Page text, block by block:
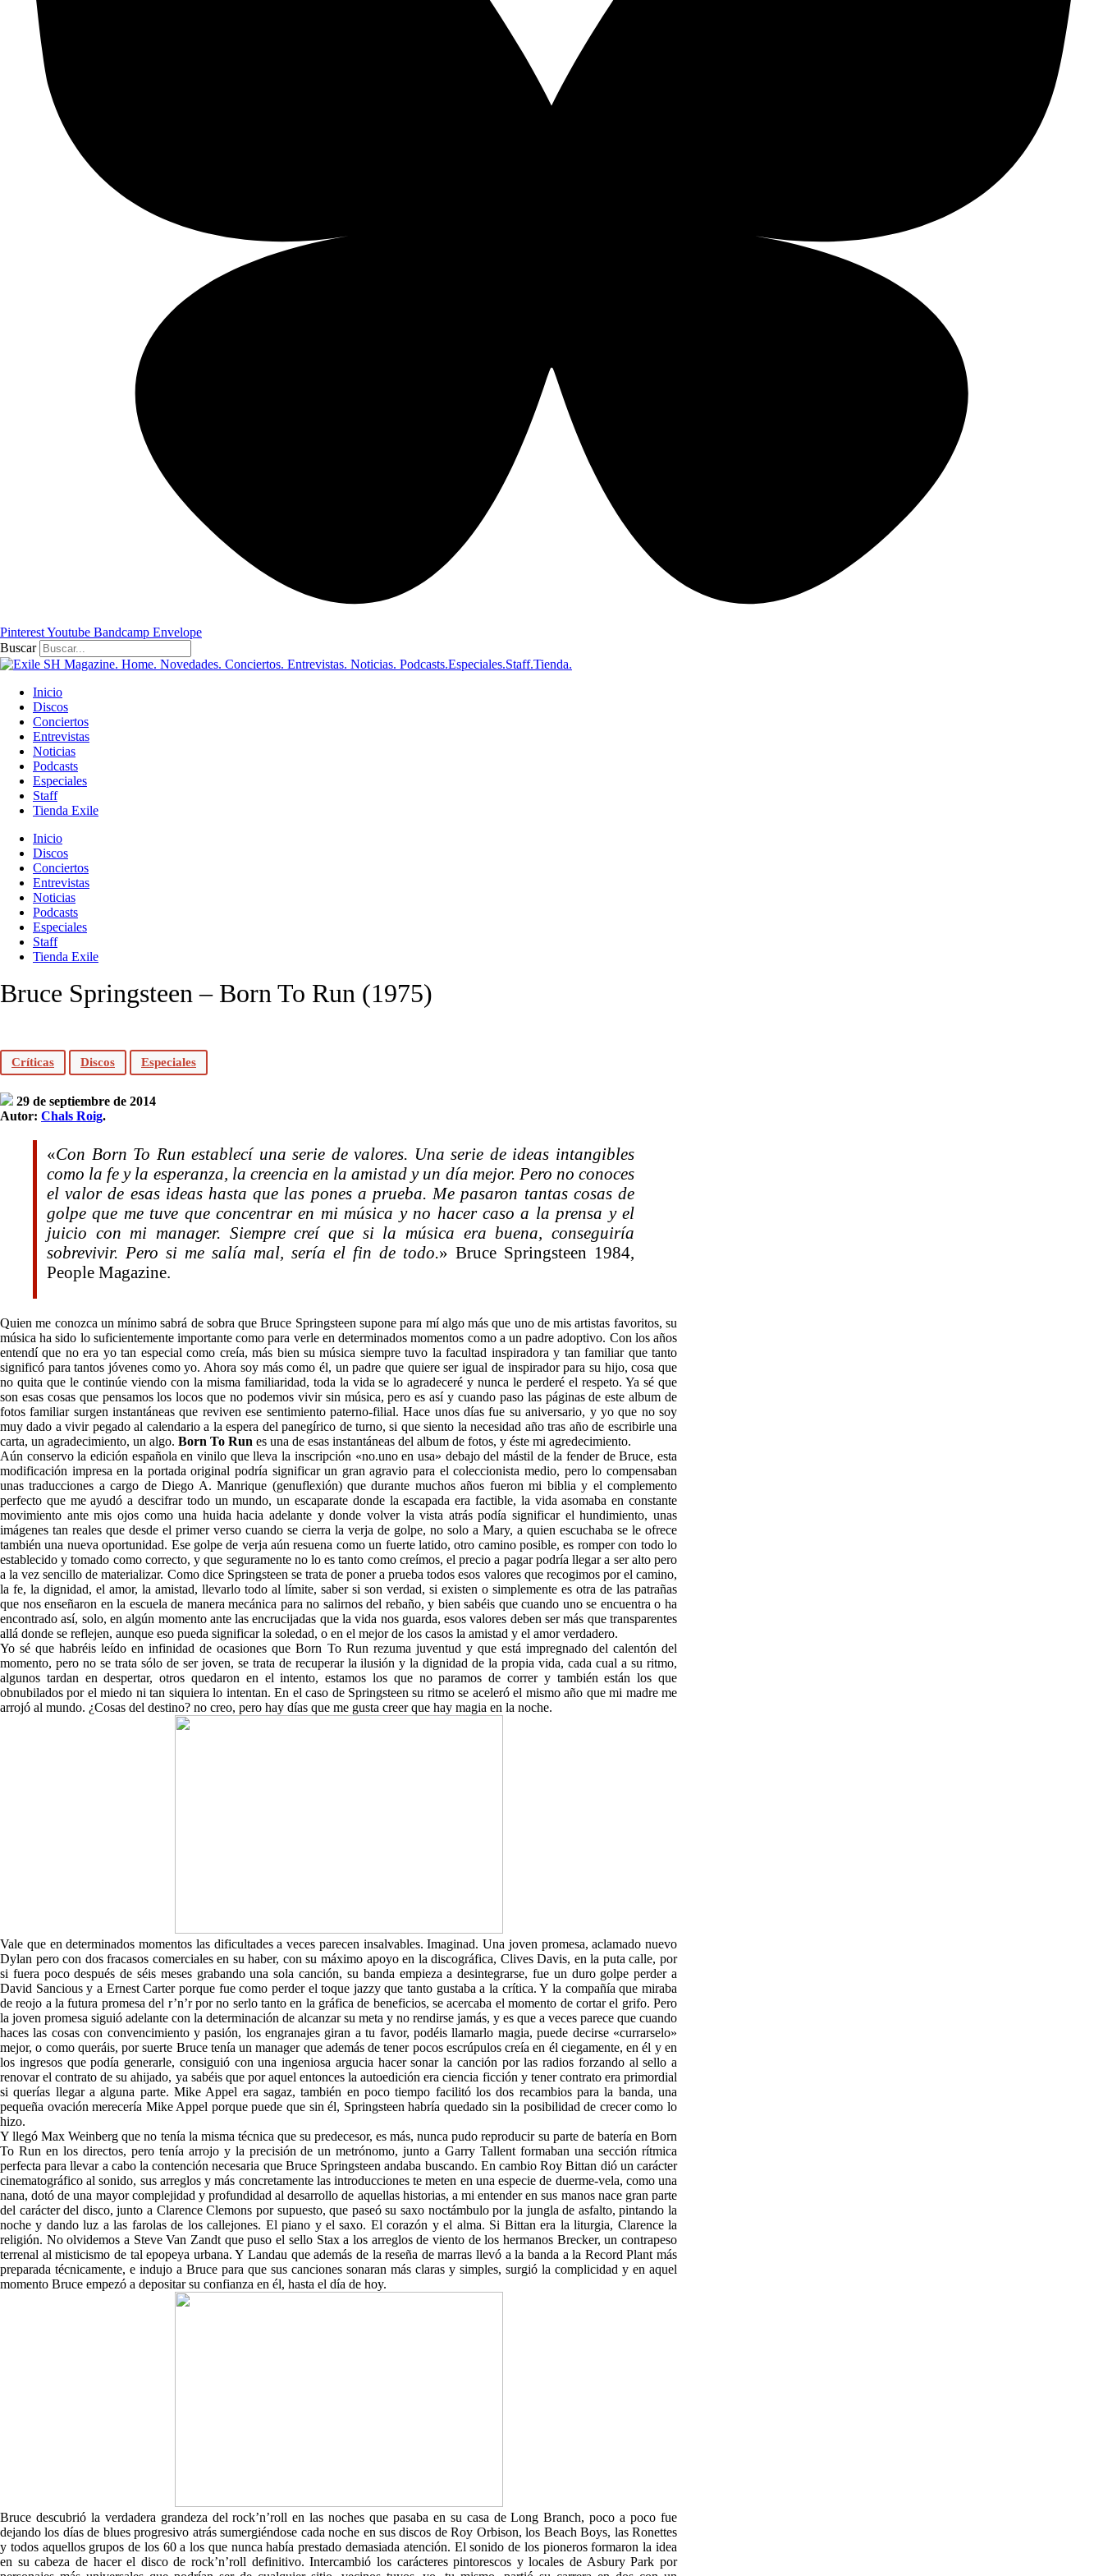
PinterestYoutube Bandcamp Envelope
Buscar
Inicio
Discos
Conciertos
Entrevistas
Noticias
Podcasts
Especiales
Staff
Tienda Exile
Inicio
Discos
Conciertos
Entrevistas
Noticias
Podcasts
Especiales
Staff
Tienda Exile
Bruce Springsteen – Born To Run (1975)
Críticas Discos Especiales
29 de septiembre de 2014
Autor: Chals Roig.
«Con Born To Run establecí una serie de valores. Una serie de ideas intangibles
como la fe y la esperanza, la creencia en la amistad y un día mejor. Pero no conoces
el valor de esas ideas hasta que las pones a prueba. Me pasaron tantas cosas de
golpe que me tuve que concentrar en mi música y no hacer caso a la prensa y el
juicio con mi manager. Siempre creí que si la música era buena, conseguiría
sobrevivir. Pero si me salía mal, sería el fin de todo.» Bruce Springsteen 1984,
People Magazine.
Quien me conozca un mínimo sabrá de sobra que Bruce Springsteen supone para mí algo más que uno de mis artistas favoritos, su
música ha sido lo suficientemente importante como para verle en determinados momentos como a un padre adoptivo. Con los años
entendí que no era yo tan especial como creía, más bien su música siempre tuvo la facultad inspiradora y tan familiar que tanto
significó para tantos jóvenes como yo. Ahora soy más como él, un padre que quiere ser igual de inspirador para su hijo, cosa que
no quita que le continúe viendo con la misma familiaridad, toda la vida se lo agradeceré y nunca le perderé el respeto. Ya sé que
son esas cosas que pensamos los locos que no podemos vivir sin música, pero es así y cuando paso las páginas de este album de
fotos familiar surgen instantáneas que reviven ese sentimiento paterno-filial. Hace unos días fue su aniversario, y yo que no soy
muy dado a vivir pegado al calendario a la espera del panegírico de turno, si que siento la necesidad año tras año de escribirle una
carta, un agradecimiento, un algo. Born To Run es una de esas instantáneas del album de fotos, y éste mi agredecimiento.
Aún conservo la edición española en vinilo que lleva la inscripción «no.uno en usa» debajo del mástil de la fender de Bruce, esta
modificación impresa en la portada original podría significar un gran agravio para el coleccionista medio, pero lo compensaban
unas traducciones a cargo de Diego A. Manrique (genuflexión) que durante muchos años fueron mi biblia y el complemento
perfecto que me ayudó a descifrar todo un mundo, un escaparate donde la escapada era factible, la vida asomaba en constante
movimiento ante mis ojos como una huida hacia adelante y donde volver la vista atrás podía significar el hundimiento, unas
imágenes tan reales que desde el primer verso cuando se cierra la verja de golpe, no solo a Mary, a quien escuchaba se le ofrece
también una nueva oportunidad. Ese golpe de verja aún resuena como un fuerte latido, otro camino posible, es romper con todo lo
establecido y tomado como correcto, y que seguramente no lo es tanto como creímos, el precio a pagar podría llegar a ser alto pero
a la vez sencillo de materializar. Como dice Springsteen se trata de poner a prueba todos esos valores que recogimos por el camino,
la fe, la dignidad, el amor, la amistad, llevarlo todo al límite, saber si son verdad, si existen o simplemente es otra de las patrañas
que nos enseñaron en la escuela de manera mecánica para no salirnos del rebaño, y bien sabéis que cuando uno se encuentra o ha
encontrado así, solo, en algún momento ante las encrucijadas que la vida nos guarda, esos valores deben ser más que transparentes
allá donde se reflejen, aunque eso pueda significar la soledad, o en el mejor de los casos la amistad y el amor verdadero.
Yo sé que habréis leído en infinidad de ocasiones que Born To Run rezuma juventud y que está impregnado del calentón del
momento, pero no se trata sólo de ser joven, se trata de recuperar la ilusión y la dignidad de la propia vida, cada cual a su ritmo,
algunos tardan en despertar, otros quedaron en el intento, estamos los que no paramos de correr y también están los que
obnubilados por el miedo ni tan siquiera lo intentan. En el caso de Springsteen su ritmo se aceleró el mismo año que mi madre me
arrojó al mundo. ¿Cosas del destino? no creo, pero hay días que me gusta creer que hay magia en la noche.
Vale que en determinados momentos las dificultades a veces parecen insalvables. Imaginad. Una joven promesa, aclamado nuevo
Dylan pero con dos fracasos comerciales en su haber, con su máximo apoyo en la discográfica, Clives Davis, en la puta calle, por
si fuera poco después de séis meses grabando una sola canción, su banda empieza a desintegrarse, fue un duro golpe perder a
David Sancious y a Ernest Carter porque fue como perder el toque jazzy que tanto gustaba a la crítica. Y la compañía que miraba
de reojo a la futura promesa del r’n’r por no serlo tanto en la gráfica de beneficios, se acercaba el momento de cortar el grifo. Pero
la joven promesa siguió adelante con la determinación de alcanzar su meta y no rendirse jamás, y es que a veces parece que cuando
haces las cosas con convencimiento y pasión, los engranajes giran a tu favor, podéis llamarlo magia, puede decirse «currarselo»
mejor, o como queráis, por suerte Bruce tenía un manager que además de tener pocos escrúpulos creía en él ciegamente, en él y en
los ingresos que podía generarle, consiguió con una ingeniosa argucia hacer sonar la canción por las radios forzando al sello a
renovar el contrato de su ahijado, ya sabéis que por aquel entonces la autoedición era ciencia ficción y tener contrato era primordial
si querías llegar a alguna parte. Mike Appel era sagaz, también en poco tiempo facilitó los dos recambios para la banda, una
pequeña ovación merecería Mike Appel porque puede que sin él, Springsteen habría quedado sin la posibilidad de crecer como lo
hizo.
Y llegó Max Weinberg que no tenía la misma técnica que su predecesor, es más, nunca pudo reproducir su parte de batería en Born
To Run en los directos, pero tenía arrojo y la precisión de un metrónomo, junto a Garry Tallent formaban una sección rítmica
perfecta para llevar a cabo la contención necesaria que Bruce Springsteen andaba buscando. En cambio Roy Bittan dió un carácter
cinematográfico al sonido, sus arreglos y más concretamente las introducciones te meten en una especie de duerme-vela, como una
nana, dotó de una mayor complejidad y profundidad al desarrollo de aquellas historias, a mi entender en sus manos nace gran parte
del carácter del disco, junto a Clarence Clemons por supuesto, que paseó su saxo noctámbulo por la jungla de asfalto, pintando la
noche y dando luz a las farolas de los callejones. El piano y el saxo. El corazón y el alma. Si Bittan era la liturgia, Clarence la
religión. No olvidemos a Steve Van Zandt que puso el sello Stax a los arreglos de viento de los hermanos Brecker, un contrapeso
terrenal al misticismo de tal epopeya urbana. Y Landau que además de la reseña de marras llevó a la banda a la Record Plant más
preparada técnicamente, e indujo a Bruce para que sus canciones sonaran más claras y simples, surgió la complicidad y en aquel
momento Bruce empezó a depositar su confianza en él, hasta el día de hoy.
Bruce descubrió la verdadera grandeza del rock’n’roll en las noches que pasaba en su casa de Long Branch, poco a poco fue
dejando los días de blues progresivo atrás sumergiéndose cada noche en sus discos de Roy Orbison, los Beach Boys, las Ronettes
y todos aquellos grupos de los 60 a los que nunca había prestado demasiada atención. El sonido de los pioneros formaron la idea
en su cabeza de hacer el disco de rock’n’roll definitivo. Intercambió los carácteres pintorescos y locales de Asbury Park por